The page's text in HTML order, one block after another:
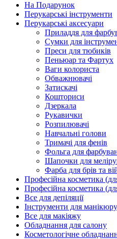
На Подарунок
Перукарські інструменти
Перукарські аксесуари
Приладдя для
Сумки для
Преси для тюбиків
Пеньюар та Фартух
Ваги колориста
Обважнювачі
Затискачі
Кошториси
Дзеркала
Рукавички
Розпилювачі
Навчальні голови
Тримачі для фенів
Фольга для
Шапочки для
Фарба для брів та
Професійна косметика
Професійна косметика
Все для депіляції
Інструменти для
Все для макіяжу
Обладнання для салону
Косметологічне